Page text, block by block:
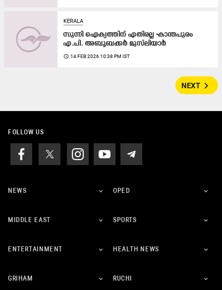
KERALA
സുന്നി ഐക്യത്തിന് എതിരല്ല -കാന്തപുരം
എ.പി. അബൂബക്കർ മുസ്‍ലിയാർ
access_time 14 FEB 2026 10:38 PM IST
NEXT navigate_next
FOLLOW US
NEWS OPED
MIDDLE EAST SPORTS
ENTERTAINMENT HEALTH NEWS
GRIHAM RUCHI